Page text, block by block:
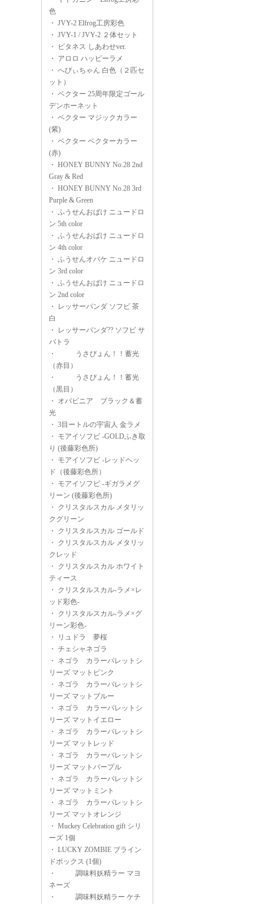
色
・ JVY-2 Elfrog工房彩色
・ JVY-1 / JVY-2 ２体セット
・
ビタネス しあわせver.
・ アロロ ハッピーラメ
・ へびぃちゃん 白色（２匹セ
ット）
・ ベクター 25周年限定ゴール
デンホーネット
・ ベクター マジックカラー
(紫)
・ ベクター ベクターカラー
(赤)
・ HONEY BUNNY No.28 2nd
Gray & Red
・ HONEY BUNNY No.28 3rd
Purple & Green
・ ふうせんおばけ ニュードロ
ン 5th color
・ ふうせんおばけ ニュードロ
ン 4th color
・ ふうせんオバケ ニュードロ
ン 3rd color
・ ふうせんおばけ ニュードロ
ン 2nd color
・
レッサーパンダ ソフビ 茶
白
・
レッサーパンダ?? ソフビ サ
バトラ
・
うさぴょん！！蓄光
（赤目）
・
うさぴょん！！蓄光
（黒目）
・ オパビニア ブラック＆蓄
光
・ 3目ートルの宇宙人 金ラメ
・ モアイソフビ -GOLDふき取
り (後藤彩色所)
・ モアイソフビ -レッドヘッ
ド（後藤彩色所）
・ モアイソフビ -ギガラメグ
リーン (後藤彩色所)
・ クリスタルスカル メタリッ
クグリーン
・ クリスタルスカル ゴールド
・ クリスタルスカル メタリッ
クレッド
・ クリスタルスカル ホワイト
ティース
・ クリスタルスカル-ラメ×レ
ッド彩色-
・ クリスタルスカル-ラメ×グ
リーン彩色-
・
リュドラ 夢桜
・ チェシャネゴラ
・ ネゴラ カラーパレットシ
リーズ マットピンク
・ ネゴラ カラーパレットシ
リーズ マットブルー
・ ネゴラ カラーパレットシ
リーズ マットイエロー
・ ネゴラ カラーパレットシ
リーズ マットレッド
・ ネゴラ カラーパレットシ
リーズ マットパープル
・ ネゴラ カラーパレットシ
リーズ マットミント
・ ネゴラ カラーパレットシ
リーズ マットオレンジ
・ Muckey Celebration gift シリ
ーズ 1個
・ LUCKY ZOMBIE ブライン
ドボックス (1個)
・
調味料妖精ラー マヨ
ネーズ
・
調味料妖精ラー ケチ